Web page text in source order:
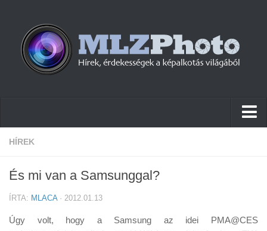
Hírek
Cikkek
Firmware
HÍREK
És mi van a Samsunggal?
ÍRTA: MLACA· 2012.01.13
Úgy volt, hogy a Samsung az idei PMA@CES